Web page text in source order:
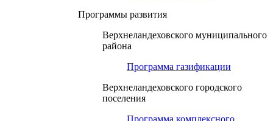
Программы развития
Верхнеландеховского муниципального
района
Программа газификации
Верхнеландеховского городского
поселения
Программа комплексного